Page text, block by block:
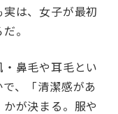
は、女子が最初
。
鼻毛や耳毛とい
、「清潔感があ
が決まる。服や